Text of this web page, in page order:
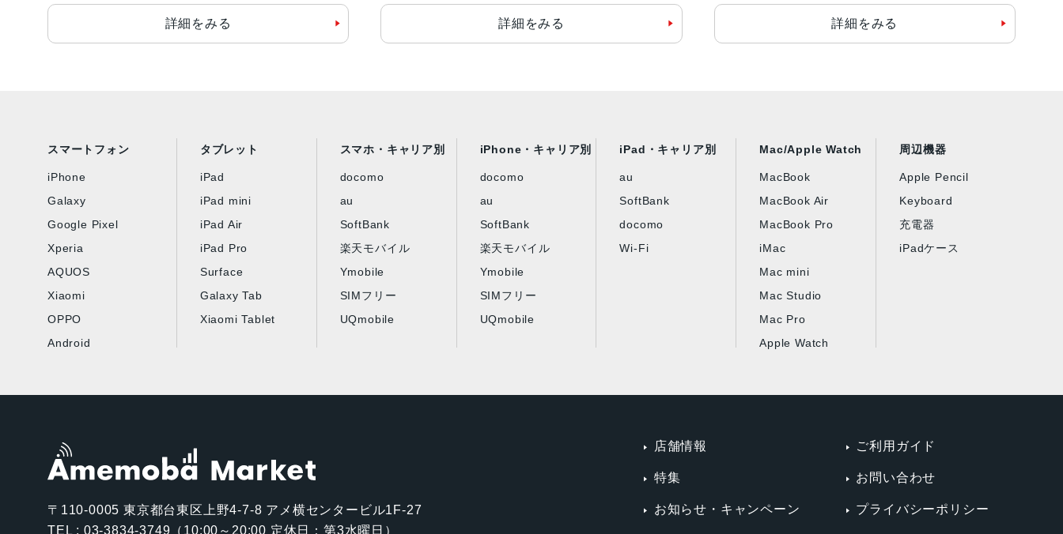
詳細をみる 詳細をみる 詳細をみる
スマートフォン
iPhone
Galaxy
Google Pixel
Xperia
AQUOS
Xiaomi
OPPO
Android
タブレット
iPad
iPad mini
iPad Air
iPad Pro
Surface
Galaxy Tab
Xiaomi Tablet
スマホ・キャリア別
docomo
au
SoftBank
楽天モバイル
Ymobile
SIMフリー
UQmobile
iPhone・キャリア別
docomo
au
SoftBank
楽天モバイル
Ymobile
SIMフリー
UQmobile
iPad・キャリア別
au
SoftBank
docomo
Wi-Fi
Mac/Apple Watch
MacBook
MacBook Air
MacBook Pro
iMac
Mac mini
Mac Studio
Mac Pro
Apple Watch
周辺機器
Apple Pencil
Keyboard
充電器
iPadケース
〒110-0005 東京都台東区上野4-7-8 アメ横センタービル1F-27
TEL : 03-3834-3749（10:00～20:00 定休日：第3水曜日）
店舗情報
特集
お知らせ・キャンペーン
ご利用ガイド
お問い合わせ
プライバシーポリシー